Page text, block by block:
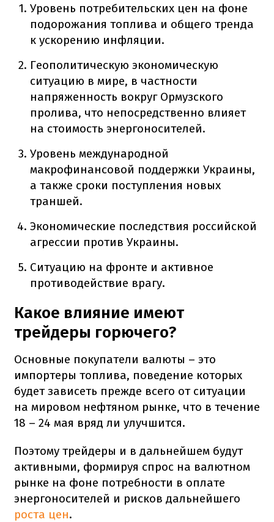
Уровень потребительских цен на фоне
подорожания топлива и общего тренда
к ускорению инфляции.
Геополитическую экономическую
ситуацию в мире, в частности
напряженность вокруг Ормузского
пролива, что непосредственно влияет
на стоимость энергоносителей.
Уровень международной
макрофинансовой поддержки Украины,
а также сроки поступления новых
траншей.
Экономические последствия российской
агрессии против Украины.
Ситуацию на фронте и активное
противодействие врагу.
Какое влияние имеют
трейдеры горючего?
Основные покупатели валюты – это
импортеры топлива, поведение которых
будет зависеть прежде всего от ситуации
на мировом нефтяном рынке, что в течение
18 – 24 мая вряд ли улучшится.
Поэтому трейдеры и в дальнейшем будут
активными, формируя спрос на валютном
рынке на фоне потребности в оплате
энергоносителей и рисков дальнейшего
роста цен.